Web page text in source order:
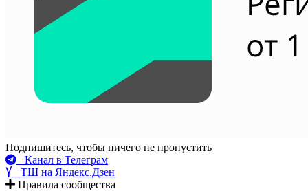
Подпишитесь, чтобы ничего не пропустить
Канал в Телеграм
ТШ на Яндекс.Дзен
Правила сообщества